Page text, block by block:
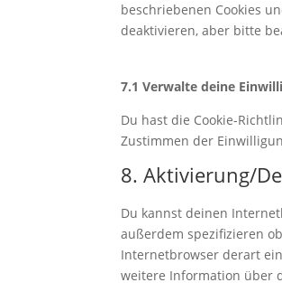
beschriebenen Cookies
deaktivieren, aber bitte
7.1 Verwalte deine
Du hast die Cookie-
Zustimmen der
8. Aktivierung/
Du kannst deinen
außerdem spezifizieren
Internetbrowser derart
weitere Information über